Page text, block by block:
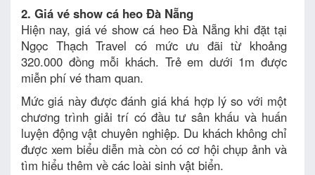
2. Giá vé show cá heo Đà Nẵng
Hiện nay, giá vé show cá heo Đà Nẵng khi đặt tại
Ngọc Thạch Travel có mức ưu đãi từ khoảng
320.000 đồng mỗi khách. Trẻ em dưới 1m được
miễn phí vé tham quan.
Mức giá này được đánh giá khá hợp lý so với một
chương trình giải trí có đầu tư sân khấu và huấn
luyện động vật chuyên nghiệp. Du khách không chỉ
được xem biểu diễn mà còn có cơ hội chụp ảnh và
tìm hiểu thêm về các loài sinh vật biển.